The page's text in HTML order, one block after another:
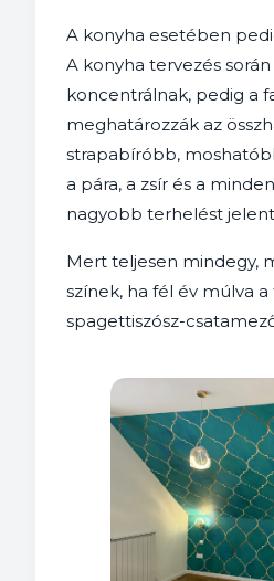
A konyha esetében
A konyha tervezés
koncentrálnak, pedig a
meghatározzák az
strapabíróbb,
a pára, a zsír és a
nagyobb terhelést
Mert teljesen mindegy,
színek, ha fél év múlva
spagettiszósz-